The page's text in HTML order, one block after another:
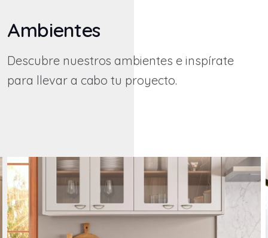
Ambientes
Descubre nuestros ambientes e inspírate
para llevar a cabo tu proyecto.